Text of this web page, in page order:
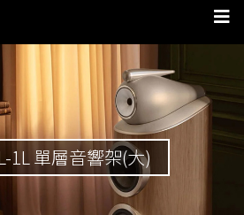
1L 單層音響架(大)